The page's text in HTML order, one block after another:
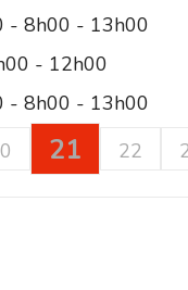
- 8h00 - 13h00
- 12h00
- 8h00 - 13h00
21 22